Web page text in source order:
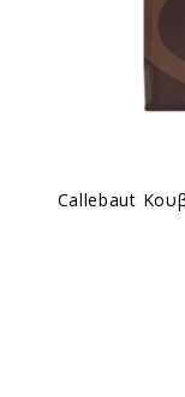
Callebaut